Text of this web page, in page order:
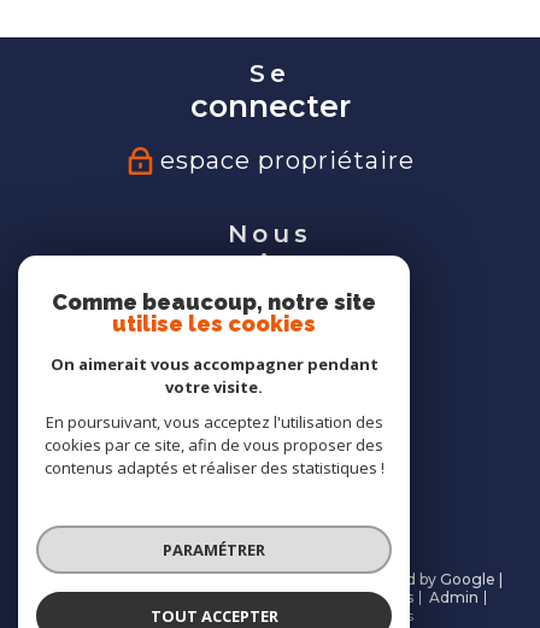
Se
connecter
espace propriétaire
Nous
suivre
Nous
adhérons
© 2026 | Tous droits réservés | Traduction powered by Google |
Nos honoraires
Plan du site Mentions légales
Admin
Partenaires
Politique RGPD Cookies
Comme beaucoup, notre site
utilise les cookies
On aimerait vous accompagner pendant
votre visite.
En poursuivant, vous acceptez l'utilisation des
cookies par ce site, afin de vous proposer des
contenus adaptés et réaliser des statistiques !
PARAMÉTRER
TOUT ACCEPTER